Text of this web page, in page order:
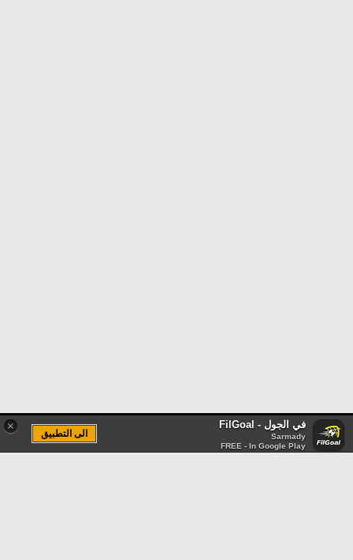
× في الجول - FilGoal
Sarmady
FREE - In Google Play
الى التطبيق